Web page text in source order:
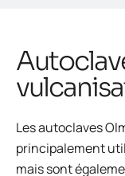
Les autoclaves
principalement
mais sont